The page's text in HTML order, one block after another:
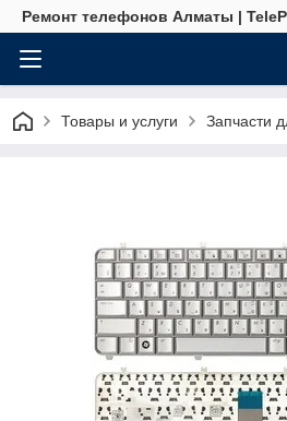
Ремонт телефонов Алматы |
Товары и услуги Запчасти